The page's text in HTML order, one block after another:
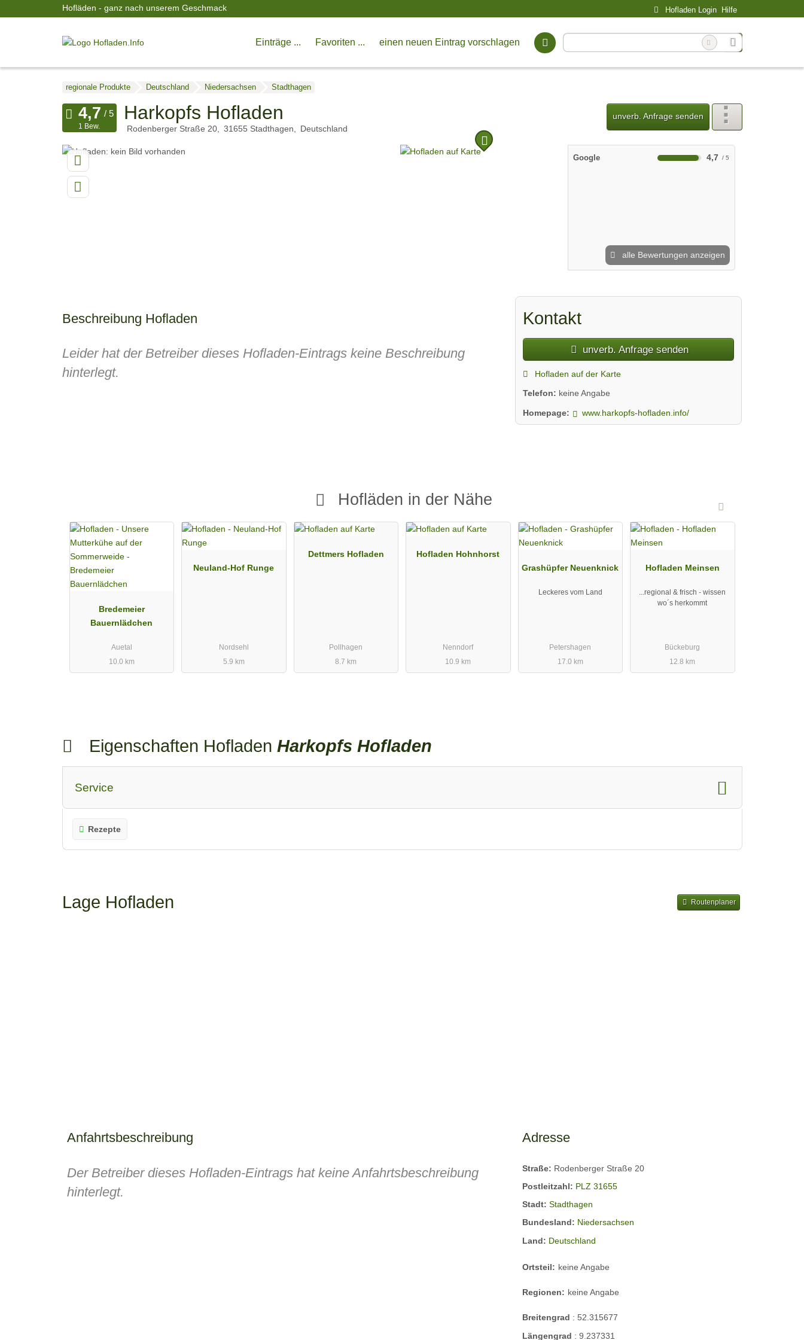
Hofläden - ganz nach unserem Geschmack Hofladen Login Hilfe
Einträge ... Favoriten ... einen neuen Eintrag vorschlagen
regionale Produkte Deutschland Niedersachsen Stadthagen
Harkopfs Hofladen
Rodenberger Straße 20 31655 Stadthagen Deutschland
unverb. Anfrage senden
1 Bew.
Google 4,7
alle Bewertungen anzeigen
Beschreibung Hofladen
Leider hat der Betreiber dieses Hofladen-Eintrags keine Beschreibung
hinterlegt.
Kontakt
unverb. Anfrage senden
Hofladen auf der Karte
Telefon: keine Angabe
Homepage: www.harkopfs-hofladen.info/
Hofläden in der Nähe
Bredemeier
Bauernlädchen
Auetal
10.0 km
Neuland-Hof Runge
Nordsehl
5.9 km
Dettmers Hofladen
Pollhagen
8.7 km
Hofladen Hohnhorst
Nenndorf
10.9 km
Grashüpfer Neuenknick
Leckeres vom Land
Petershagen
17.0 km
Hofladen Meinsen
...regional & frisch - wissen
wo´s herkommt
Bückeburg
12.8 km
Eigenschaften Hofladen Harkopfs Hofladen
Service
Rezepte
Lage Hofladen Routenplaner
Anfahrtsbeschreibung
Der Betreiber dieses Hofladen-Eintrags hat keine Anfahrtsbeschreibung
hinterlegt.
Adresse
Straße: Rodenberger Straße 20
Postleitzahl: PLZ 31655
Stadt:Stadthagen
Bundesland: Niedersachsen
Land: Deutschland
Ortsteil: keine Angabe
Regionen: keine Angabe
Breitengrad :52.315677
Längengrad :9.237331